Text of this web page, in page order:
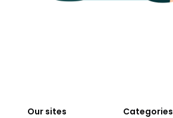
Our sites
Categories